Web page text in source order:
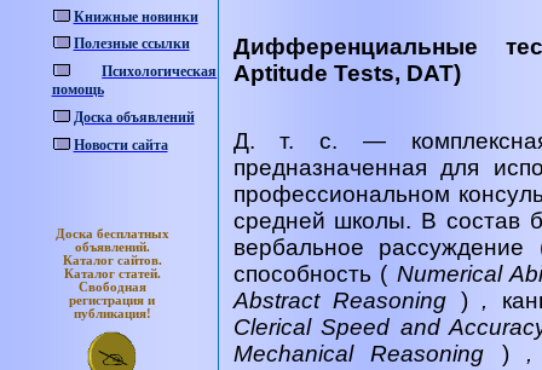
Книжные новинки
Полезные ссылки
Психологическая
помощь
Доска объявлений
Новости сайта
Доска бесплатных
объявлений.
Каталог сайтов.
Каталог статей.
Свободная
регистрация и
публикация!
Дифференциальные
Aptitude Tests, DAT)
Д. т. с. —
предназначенная для
профессиональном
средней школы. В состав
вербальное
способность ( Numerical
Abstract Reasoning ) ,
Clerical Speed and
Mechanical Reasoning )